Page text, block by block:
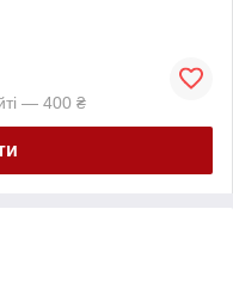
— 400 ₴